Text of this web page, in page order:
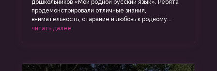
дошкольников «Мой родной русский язык». Ребята
продемонстрировали отличные знания,
внимательность, старание и любовь к родному...
читать далее